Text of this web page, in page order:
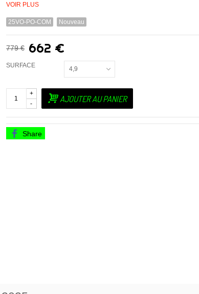
VOIR PLUS
25VO-PO-COM Nouveau
779 € 662 €
SURFACE 4,9
-
+ AJOUTER AU PANIER
Share